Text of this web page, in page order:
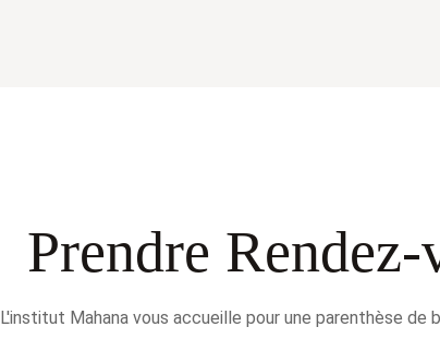
Prendre Rendez-
L'institut Mahana vous accueille pour une parenthèse de